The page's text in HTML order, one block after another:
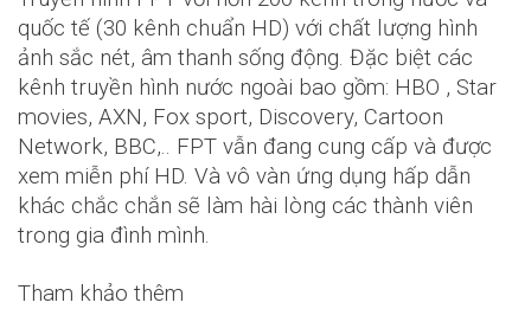
quốc tế (30 kênh chuẩn HD) với chất lượng hình
ảnh sắc nét, âm thanh sống động. Đặc biệt các
kênh truyền hình nước ngoài bao gồm: HBO , Star
movies, AXN, Fox sport, Discovery, Cartoon
Network, BBC,.. FPT vẫn đang cung cấp và được
xem miễn phí HD. Và vô vàn ứng dụng hấp dẫn
khác chắc chắn sẽ làm hài lòng các thành viên
trong gia đình mình.
Tham khảo thêm